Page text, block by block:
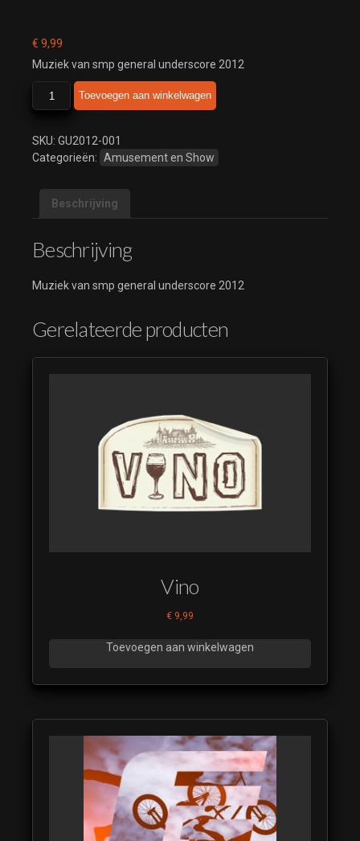
€ 9,99
Muziek van smp general underscore 2012
general
2012
aantal
Toevoegen aan winkelwagen
SKU: GU2012-001
Categorieën: Amusement en Show
Beschrijving
Beschrijving
Muziek van smp general underscore 2012
Gerelateerde producten
Vino
€ 9,99
Toevoegen aan winkelwagen